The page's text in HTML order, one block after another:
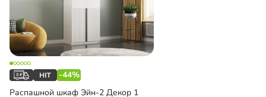
-44%
Распашной шкаф Эйн-2 Декор 1